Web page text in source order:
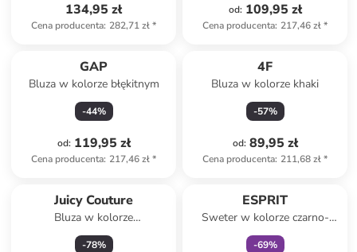
134,95 zł
Cena producenta: 282,71 zł*
od: 109,95 zł
Cena producenta: 217,46 zł*
GAP
Bluza w kolorze błękitnym
-44%
od: 119,95 zł
Cena producenta: 217,46 zł*
4F
Bluza w kolorze khaki
-57%
od: 89,95 zł
Cena producenta: 211,68 zł*
Juicy Couture
Bluza w kolorze
jasnoróżowym
-78%
ESPRIT
Sweter w kolorze czarno-
czerwono-jasnobrązowym
-69%